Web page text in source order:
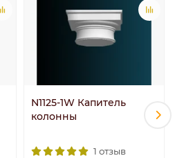
N1125-1W Капитель
колонны
1 отзыв